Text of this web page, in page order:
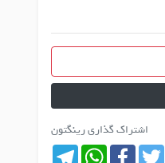
اشتراک گذاری رینگتون
Telegram
WhatsAppFacebookTwitter